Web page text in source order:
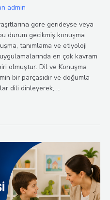
admin
göre gerideyse veya
durum gecikmiş konuşma
tanımlama ve etiyoloji
en çok kavram
olmuştur. Dil ve Konuşma
bir parçasıdır ve doğumla
dili dinleyerek, …